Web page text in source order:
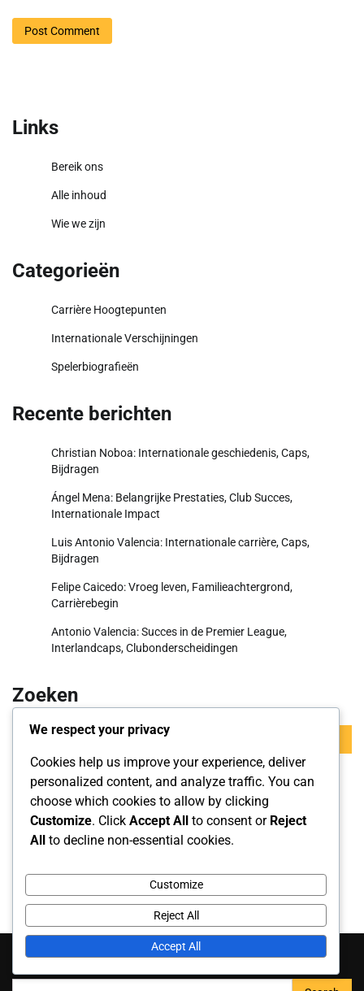
Links
Bereik ons
Alle inhoud
Wie we zijn
Categorieën
Carrière Hoogtepunten
Internationale Verschijningen
Spelerbiografieën
Recente berichten
Christian Noboa: Internationale geschiedenis, Caps,
Bijdragen
Ángel Mena: Belangrijke Prestaties, Club Succes,
Internationale Impact
Luis Antonio Valencia: Internationale carrière, Caps,
Bijdragen
Felipe Caicedo: Vroeg leven, Familieachtergrond,
Carrièrebegin
Antonio Valencia: Succes in de Premier League,
Interlandcaps, Clubonderscheidingen
Zoeken
Search
Archief
March 2026
We respect your privacy
Cookies help us improve your experience, deliver
personalized content, and analyze traffic. You can
choose which cookies to allow by clicking
Customize. Click Accept All to consent or Reject
All to decline non-essential cookies.
Customize
Reject All
Accept All